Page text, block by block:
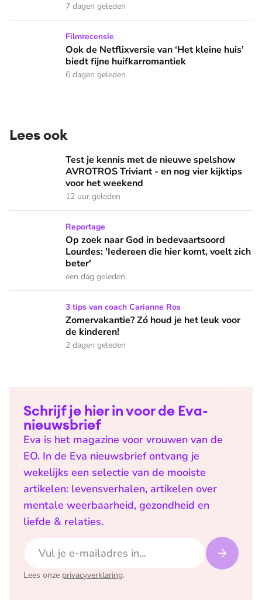
7 dagen geleden
Ook de Netflixversie van ‘Het kleine huis’ biedt fijne
Filmrecensie
Ook de Netflixversie van ‘Het kleine huis’
biedt fijne huifkarromantiek
6 dagen geleden
Lees ook
Test je kennis met de nieuwe spelshow AVROTROS
Test je kennis met de nieuwe spelshow
AVROTROS Triviant - en nog vier kijktips
voor het weekend
12 uur geleden
Op zoek naar God in bedevaartsoord Lourdes: 'Iedereen
Reportage
Op zoek naar God in bedevaartsoord
Lourdes: 'Iedereen die hier komt, voelt zich
beter'
een dag geleden
Zomervakantie? Zó houd je het leuk voor de kinderen!
3 tips van coach Carianne Ros
Zomervakantie? Zó houd je het leuk voor
de kinderen!
2 dagen geleden
Schrijf je hier in voor de Eva-
nieuwsbrief
Eva is het magazine voor vrouwen van de
EO. In de Eva nieuwsbrief ontvang je
wekelijks een selectie van de mooiste
artikelen: levensverhalen, artikelen over
mentale weerbaarheid, gezondheid en
liefde & relaties.
Lees onze privacyverklaring.